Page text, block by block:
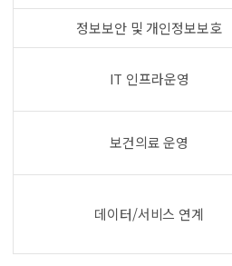
정보보안 및 개인정보보호
IT 인프라운영
보건의료 운영
데이터/서비스 연계